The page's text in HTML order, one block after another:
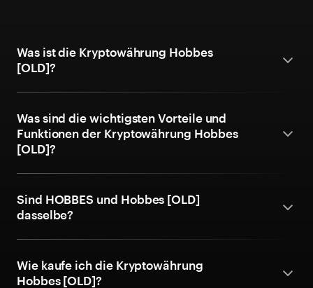
Was ist die Kryptowährung Hobbes
[OLD]?
Was sind die wichtigsten Vorteile und
Funktionen der Kryptowährung Hobbes
[OLD]?
Sind HOBBES und Hobbes [OLD]
dasselbe?
Wie kaufe ich die Kryptowährung
Hobbes [OLD]?